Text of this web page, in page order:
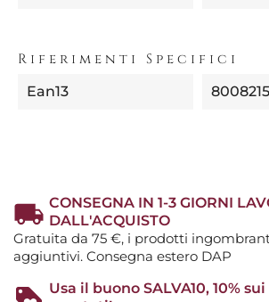
Riferimenti Specifici
Ean13
CONSEGNA IN 1-3 GIORNI
DALL'ACQUISTO
Gratuita da 75 €, i prodotti
aggiuntivi. Consegna estero DAP
Usa il buono SALVA10, 10%